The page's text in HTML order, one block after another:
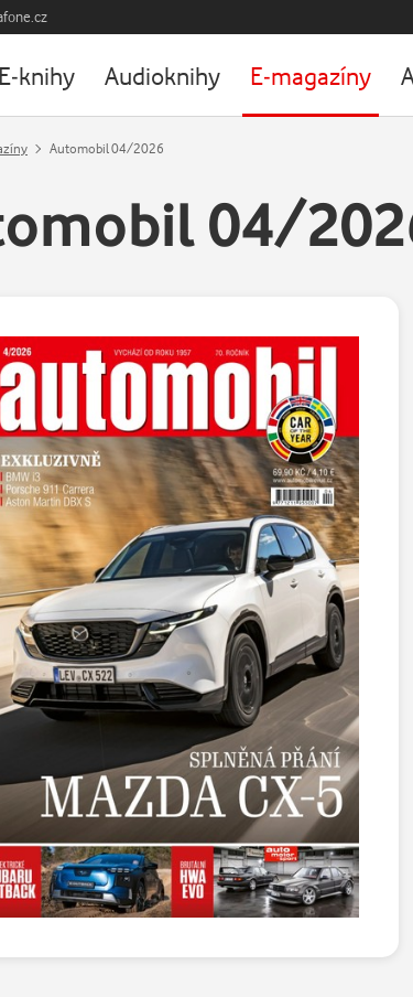
E-knihy Audioknihy E-magazíny
Automobil 04/2026
04/